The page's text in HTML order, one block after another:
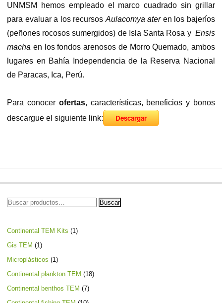
UNMSM hemos empleado el marco cuadrado sin grillar
para evaluar a los recursos Aulacomya ater en los bajeríos
(peñones rocosos sumergidos) de Isla Santa Rosa yEnsis
macha en los fondos arenosos de Morro Quemado, ambos
lugares en Bahía Independencia de la Reserva Nacional
de Paracas, Ica, Perú.
Para conocer ofertas, características, beneficios y bonos
descargue el siguiente link:
Descargar
Buscar
Buscar
Continental TEM Kits 11
Gis TEM 11
Microplásticos 11
Continental plankton TEM 1818
Continental benthos TEM 77